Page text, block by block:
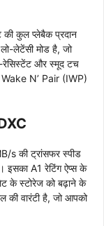
कुल प्लेबैक प्रदान
लेटेंसी मोड है, जो
रेसिस्टेंट और स्मूद टच
N’ Pair (IWP)
s की ट्रांसफर स्पीड
A1 रेटिंग ऐप्स के
के स्टोरेज को बढ़ाने के
की वारंटी है, जो आपको